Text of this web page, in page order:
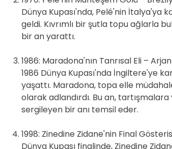
Dünya Kupası'nda, Pelé'nin İtalya'ya
geldi. Kıvrımlı bir şutla topu ağlarla
bir an yarattı.
1986: Maradona'nın Tanrısal Eli –
1986 Dünya Kupası'nda İngiltere'ye
yaşattı. Maradona, topa elle
olarak adlandırdı. Bu an,
sergileyen bir anı temsil eder.
1998: Zinedine Zidane'nin Final
Dünya Kupası finalinde, Zinedine